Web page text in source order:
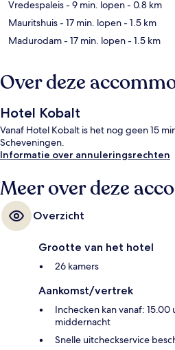
Vredespaleis- 9 min. lopen- 0.8 km
Mauritshuis- 17 min. lopen- 1.5 km
Madurodam- 17 min. lopen- 1.5 km
Over deze
Hotel Kobalt
Vanaf Hotel Kobalt is het nog geen 15
Scheveningen.
Informatie over annuleringsrechten
Meer over deze
Overzicht
Grootte van het hotel
26 kamers
Aankomst/vertrek
Inchecken kan vanaf:
middernacht
Snelle uitcheckservice